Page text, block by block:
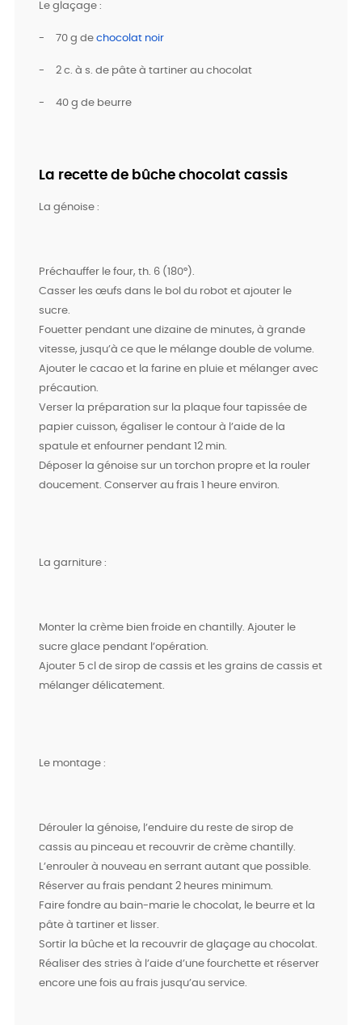
Le glaçage :
- 70 g de chocolat noir
- 2 c. à s. de pâte à tartiner au chocolat
- 40 g de beurre
La recette de bûche chocolat cassis
La génoise :
Préchauffer le four, th. 6 (180°).
Casser les œufs dans le bol du robot et ajouter le
sucre.
Fouetter pendant une dizaine de minutes, à grande
vitesse, jusqu’à ce que le mélange double de volume.
Ajouter le cacao et la farine en pluie et mélanger avec
précaution.
Verser la préparation sur la plaque four tapissée de
papier cuisson, égaliser le contour à l’aide de la
spatule et enfourner pendant 12 min.
Déposer la génoise sur un torchon propre et la rouler
doucement. Conserver au frais 1 heure environ.
La garniture :
Monter la crème bien froide en chantilly. Ajouter le
sucre glace pendant l’opération.
Ajouter 5 cl de sirop de cassis et les grains de cassis et
mélanger délicatement.
Le montage :
Dérouler la génoise, l’enduire du reste de sirop de
cassis au pinceau et recouvrir de crème chantilly.
L’enrouler à nouveau en serrant autant que possible.
Réserver au frais pendant 2 heures minimum.
Faire fondre au bain-marie le chocolat, le beurre et la
pâte à tartiner et lisser.
Sortir la bûche et la recouvrir de glaçage au chocolat.
Réaliser des stries à l’aide d’une fourchette et réserver
encore une fois au frais jusqu’au service.